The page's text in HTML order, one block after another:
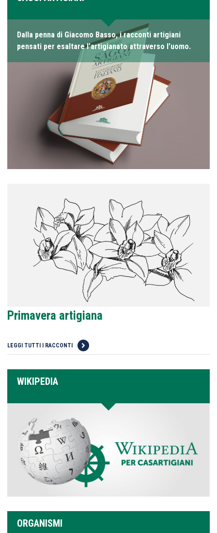
Dalla penna di Giacomo Basso, i racconti artigiani
pensati per esaltare l’artigianato attraverso l’uomo.
Primavera artigiana
LEGGI TUTTI I RACCONTI
WIKIPEDIA
ORGANISMI